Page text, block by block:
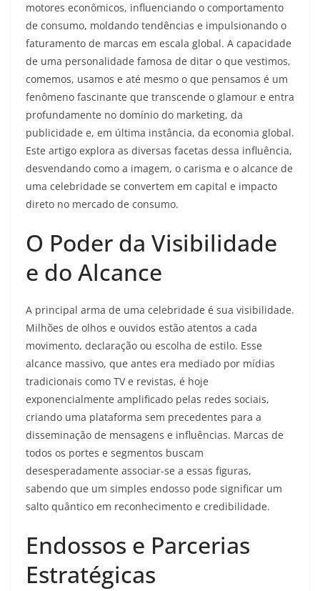
motores econômicos, influenciando o comportamento
de consumo, moldando tendências e impulsionando o
faturamento de marcas em escala global. A capacidade
de uma personalidade famosa de ditar o que vestimos,
comemos, usamos e até mesmo o que pensamos é um
fenômeno fascinante que transcende o glamour e entra
profundamente no domínio do marketing, da
publicidade e, em última instância, da economia global.
Este artigo explora as diversas facetas dessa influência,
desvendando como a imagem, o carisma e o alcance de
uma celebridade se convertem em capital e impacto
direto no mercado de consumo.
O Poder da Visibilidade
e do Alcance
A principal arma de uma celebridade é sua visibilidade.
Milhões de olhos e ouvidos estão atentos a cada
movimento, declaração ou escolha de estilo. Esse
alcance massivo, que antes era mediado por mídias
tradicionais como TV e revistas, é hoje
exponencialmente amplificado pelas redes sociais,
criando uma plataforma sem precedentes para a
disseminação de mensagens e influências. Marcas de
todos os portes e segmentos buscam
desesperadamente associar-se a essas figuras,
sabendo que um simples endosso pode significar um
salto quântico em reconhecimento e credibilidade.
Endossos e Parcerias
Estratégicas